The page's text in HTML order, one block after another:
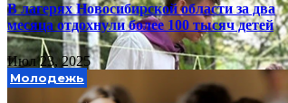
В лагерях Новосибирской области за два
месяца отдохнули более 100 тысяч детей
Июл 23, 2025
Молодежь